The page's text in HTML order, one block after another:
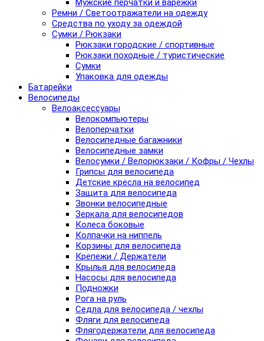
Мужские перчатки и варежки
Ремни / Светоотражатели на одежду
Средства по уходу за одеждой
Сумки / Рюкзаки
Рюкзаки городские / спортивные
Рюкзаки походные / туристические
Сумки
Упаковка для одежды
Батарейки
Велосипеды
Велоаксессуары
Велокомпьютеры
Велоперчатки
Велосипедные багажники
Велосипедные замки
Велосумки / Велорюкзаки / Кофры / Чехлы
Грипсы для велосипеда
Детские кресла на велосипед
Защита для велосипеда
Звонки велосипедные
Зеркала для велосипедов
Колеса боковые
Колпачки на ниппель
Корзины для велосипеда
Крепежи / Держатели
Крылья для велосипеда
Насосы для велосипеда
Подножки
Рога на руль
Седла для велосипеда / чехлы
Фляги для велосипеда
Флягодержатели для велосипеда